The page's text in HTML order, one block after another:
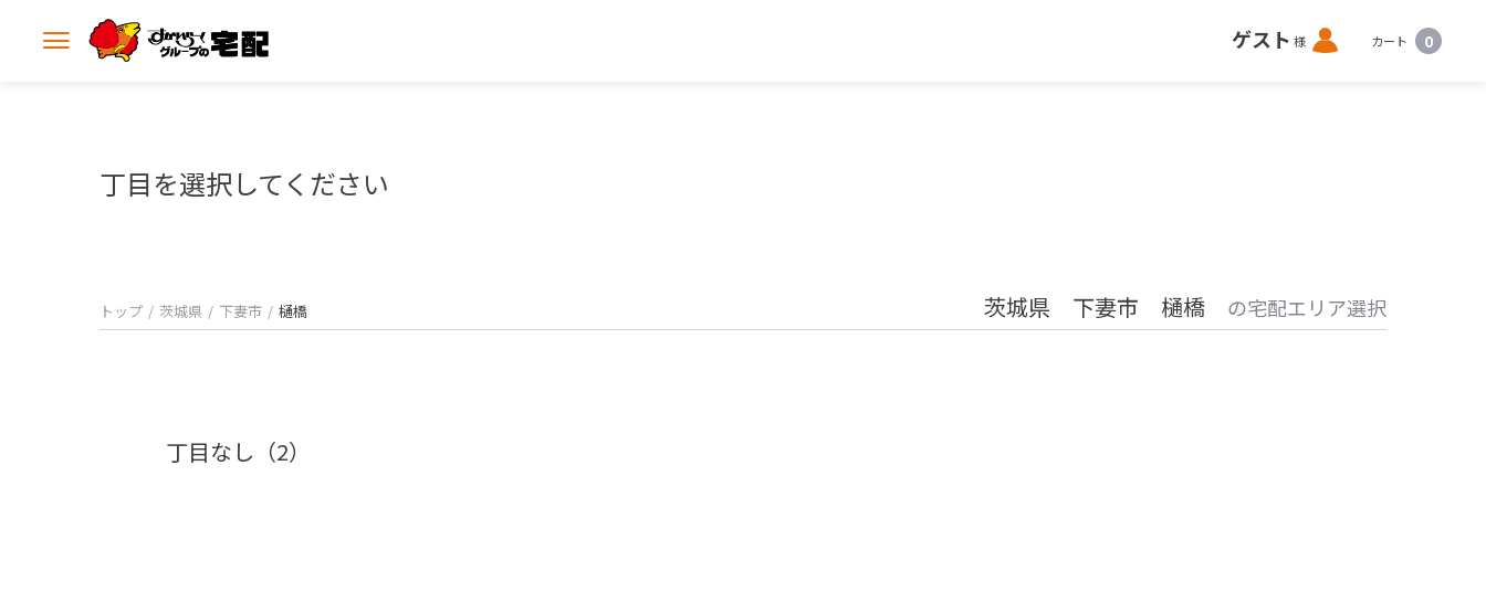
メ
ゲスト 様 ロ
グ
カート 0
丁目を選択してください
トップ 茨城県 下妻市 樋橋 茨城県 下妻市 樋橋 の宅配エリア選択
丁目なし（2）